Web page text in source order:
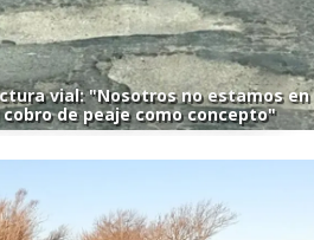
vial: "Nosotros no estamos en
de peaje como concepto"